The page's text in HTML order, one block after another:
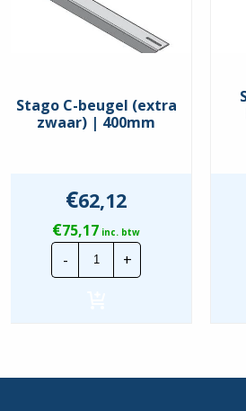
Roestvaststaal (RVS),
gebeitst
200
Uitvoering voor grote
Food Contact Material
Stago C-beugel (extra
zwaar) | 400mm
€62,12
€75,17 inc. btw
-
Stago
C-
beugel
+